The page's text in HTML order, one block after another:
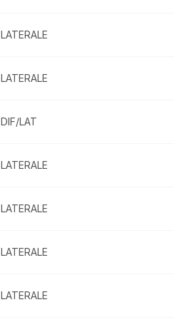
LATERALE
LATERALE
DIF/LAT
LATERALE
LATERALE
LATERALE
LATERALE